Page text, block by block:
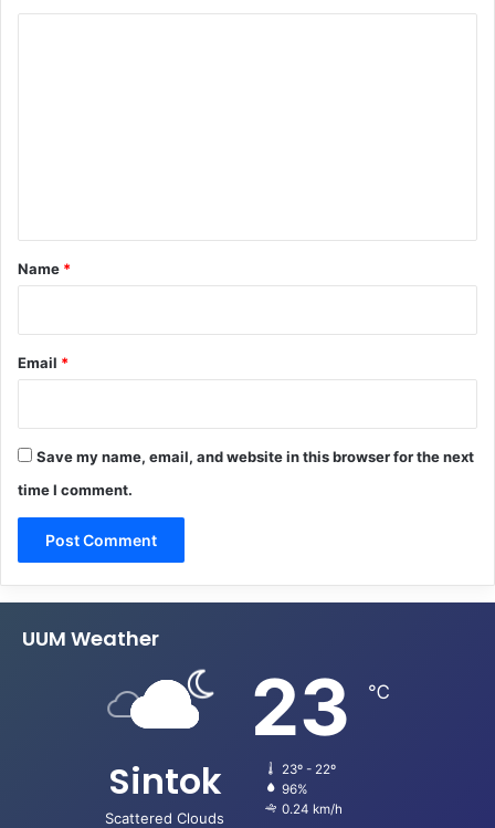
*
Name *
Email *
Save my name, email, and website in this browser for the next
time I comment.
UUM Weather
Sintok
Scattered Clouds
23 ℃
23º - 22º
96%
0.24 km/h